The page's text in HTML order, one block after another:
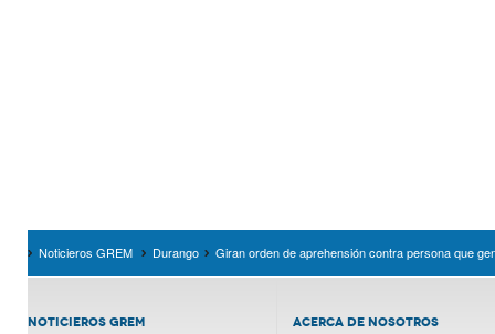
Noticieros GREM Durango Giran orden de aprehensión contra persona que
NOTICIEROS GREM ACERCA DE NOSOTROS